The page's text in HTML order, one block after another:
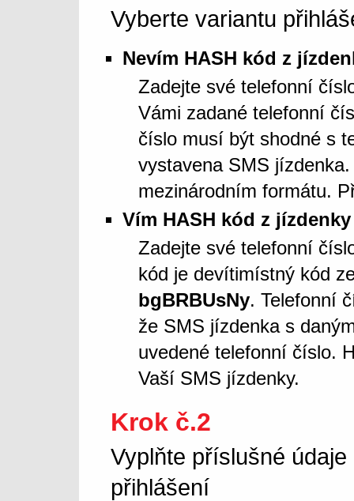
Vyberte variantu
Nevím HASH kód z
Zadejte své telefonní
Vámi zadané telefonní
číslo musí být shodné s
vystavena SMS
mezinárodním formátu.
Vím HASH kód z jízdenky
Zadejte své telefonní
kód je devítimístný kód
bgBRBUsNy. Telefonní
že SMS jízdenka s
uvedené telefonní číslo.
Vaší SMS jízdenky.
Krok č.2
Vyplňte příslušné
přihlášení